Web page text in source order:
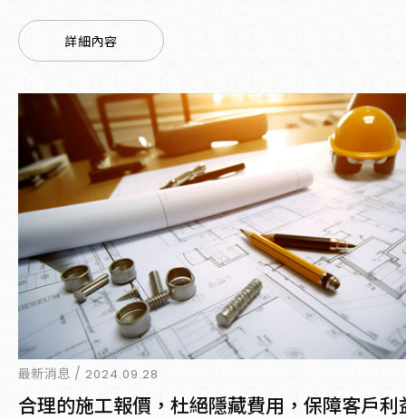
詳細內容
最新消息 / 2024.09.28
合理的施工報價，杜絕隱藏費用，保障客戶利